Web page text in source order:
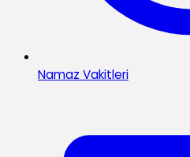
Namaz Vakitleri